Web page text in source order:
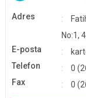
Adres
No:1,
E-posta
Telefon
0
Fax
0